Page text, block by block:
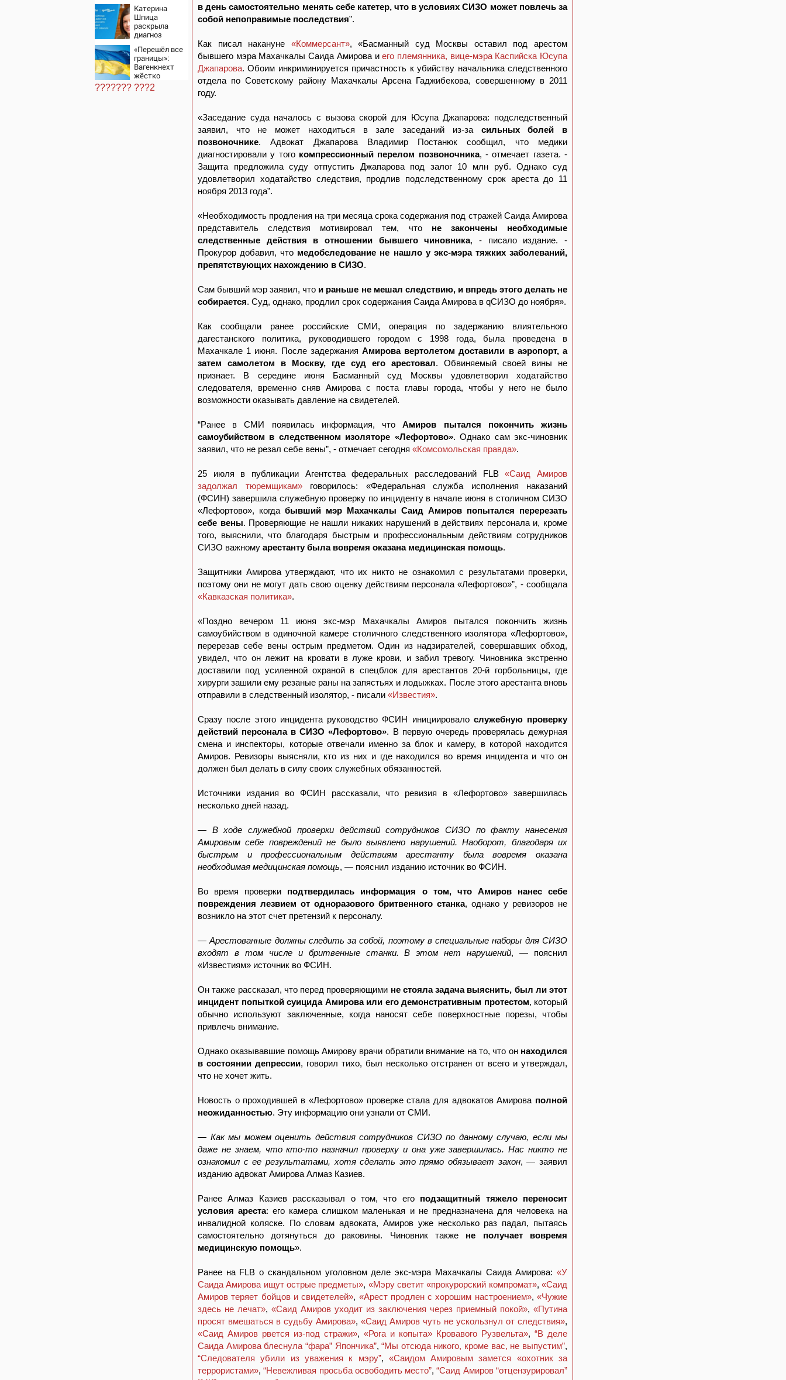
схватке с
медведем
Катерина
Шпица
раскрыла
диагноз
сына: больше
молчать нет
смысла
«Перешёл все
границы»:
Вагенкнехт
жёстко
ответила
послу
??????? ???2
в день самостоятельно менять себе катетер, что в условиях СИЗО может повлечь за
собой непоправимые последствия”.
Как писал накануне «Коммерсант», «Басманный суд Москвы оставил под арестом
бывшего мэра Махачкалы Саида Амирова иего племянника, вице-мэра Каспийска Юсупа
Джапарова. Обоим инкриминируется причастность к убийству начальника следственного
отдела по Советскому району Махачкалы Арсена Гаджибекова, совершенному в 2011
году.
«Заседание суда началось с вызова скорой для Юсупа Джапарова: подследственный
заявил, что не может находиться в зале заседаний из-за сильных болей в
позвоночнике. Адвокат Джапарова Владимир Постанюк сообщил, что медики
диагностировали у того компрессионный перелом позвоночника, - отмечает газета. -
Защита предложила суду отпустить Джапарова под залог 10 млн руб. Однако суд
удовлетворил ходатайство следствия, продлив подследственному срок ареста до 11
ноября 2013 года”.
«Необходимость продления на три месяца срока содержания под стражей Саида Амирова
представитель следствия мотивировал тем, что не закончены необходимые
следственные действия в отношении бывшего чиновника, - писало издание. -
Прокурор добавил, что медобследование не нашло у экс-мэра тяжких заболеваний,
препятствующих нахождению в СИЗО.
Сам бывший мэр заявил, что и раньше не мешал следствию, и впредь этого делать не
собирается. Суд, однако, продлил срок содержания Саида Амирова в qСИЗО до ноября».
Как сообщали ранее российские СМИ, операция по задержанию влиятельного
дагестанского политика, руководившего городом с 1998 года, была проведена в
Махачкале 1 июня. После задержания Амирова вертолетом доставили в аэропорт, а
затем самолетом в Москву, где суд его арестовал. Обвиняемый своей вины не
признает. В середине июня Басманный суд Москвы удовлетворил ходатайство
следователя, временно сняв Амирова с поста главы города, чтобы у него не было
возможности оказывать давление на свидетелей.
“Ранее в СМИ появилась информация, чтоАмиров пытался покончить жизнь
самоубийством в следственном изоляторе «Лефортово». Однако сам экс-чиновник
заявил, что не резал себе вены”, - отмечает сегодня «Комсомольская правда».
25 июля в публикации Агентства федеральных расследований FLB«Саид Амиров
задолжал тюремщикам»говорилось: «Федеральная служба исполнения наказаний
(ФСИН) завершила служебную проверку по инциденту в начале июня в столичном СИЗО
«Лефортово», когда бывший мэр Махачкалы Саид Амиров попытался перерезать
себе вены. Проверяющие не нашли никаких нарушений в действиях персонала и, кроме
того, выяснили, что благодаря быстрым и профессиональным действиям сотрудников
СИЗО важному арестанту была вовремя оказана медицинская помощь.
Защитники Амирова утверждают, что их никто не ознакомил с результатами проверки,
поэтому они не могут дать свою оценку действиям персонала «Лефортово»”, - сообщала
«Кавказская политика».
«Поздно вечером 11 июня экс-мэр Махачкалы Амиров пытался покончить жизнь
самоубийством в одиночной камере столичного следственного изолятора «Лефортово»,
перерезав себе вены острым предметом. Один из надзирателей, совершавших обход,
увидел, что он лежит на кровати в луже крови, и забил тревогу. Чиновника экстренно
доставили под усиленной охраной в спецблок для арестантов 20-й горбольницы, где
хирурги зашили ему резаные раны на запястьях и лодыжках. После этого арестанта вновь
отправили в следственный изолятор, - писали «Известия».
Сразу после этого инцидента руководство ФСИН инициировало служебную проверку
действий персонала в СИЗО «Лефортово». В первую очередь проверялась дежурная
смена и инспекторы, которые отвечали именно за блок и камеру, в которой находится
Амиров. Ревизоры выясняли, кто из них и где находился во время инцидента и что он
должен был делать в силу своих служебных обязанностей.
Источники издания во ФСИН рассказали, что ревизия в «Лефортово» завершилась
несколько дней назад.
— В ходе служебной проверки действий сотрудников СИЗО по факту нанесения
Амировым себе повреждений не было выявлено нарушений. Наоборот, благодаря их
быстрым и профессиональным действиям арестанту была вовремя оказана
необходимая медицинская помощь, — пояснил изданию источник во ФСИН.
Во время проверки подтвердилась информация о том, что Амиров нанес себе
повреждения лезвием от одноразового бритвенного станка, однако у ревизоров не
возникло на этот счет претензий к персоналу.
— Арестованные должны следить за собой, поэтому в специальные наборы для СИЗО
входят в том числе и бритвенные станки. В этом нет нарушений, — пояснил
«Известиям» источник во ФСИН.
Он также рассказал, что перед проверяющими не стояла задача выяснить, был ли этот
инцидент попыткой суицида Амирова или его демонстративным протестом, который
обычно используют заключенные, когда наносят себе поверхностные порезы, чтобы
привлечь внимание.
Однако оказывавшие помощь Амирову врачи обратили внимание на то, что он находился
в состоянии депрессии, говорил тихо, был несколько отстранен от всего и утверждал,
что не хочет жить.
Новость о проходившей в «Лефортово» проверке стала для адвокатов Амирова полной
неожиданностью. Эту информацию они узнали от СМИ.
— Как мы можем оценить действия сотрудников СИЗО по данному случаю, если мы
даже не знаем, что кто-то назначил проверку и она уже завершилась. Нас никто не
ознакомил с ее результатами, хотя сделать это прямо обязывает закон, — заявил
изданию адвокат Амирова Алмаз Казиев.
Ранее Алмаз Казиев рассказывал о том, что его подзащитный тяжело переносит
условия ареста: его камера слишком маленькая и не предназначена для человека на
инвалидной коляске. По словам адвоката, Амиров уже несколько раз падал, пытаясь
самостоятельно дотянуться до раковины. Чиновник также не получает вовремя
медицинскую помощь».
Ранее на FLB о скандальном уголовном деле экс-мэра Махачкалы Саида Амирова: «У
Саида Амирова ищут острые предметы», «Мэру светит «прокурорский компромат»,«Саид
Амиров теряет бойцов и свидетелей», «Арест продлен с хорошим настроением»,«Чужие
здесь не лечат», «Саид Амиров уходит из заключения через приемный покой», «Путина
просят вмешаться в судьбу Амирова», «Саид Амиров чуть не ускользнул от следствия»,
«Саид Амиров рвется из-под стражи», «Рога и копыта» Кровавого Рузвельта», “В деле
Саида Амирова блеснула “фара” Япончика”,“Мы отсюда никого, кроме вас, не выпустим”,
“Следователя убили из уважения к мэру”, «Саидом Амировым замется «охотник за
террористами»,“Невежливая просьба освободить место”,“Саид Амиров “отцензурировал”